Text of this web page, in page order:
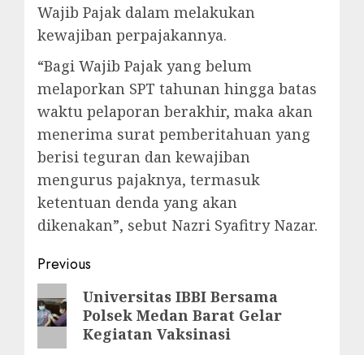
Wajib Pajak dalam melakukan
kewajiban perpajakannya.
“Bagi Wajib Pajak yang belum
melaporkan SPT tahunan hingga batas
waktu pelaporan berakhir, maka akan
menerima surat pemberitahuan yang
berisi teguran dan kewajiban
mengurus pajaknya, termasuk
ketentuan denda yang akan
dikenakan”, sebut Nazri Syafitry Nazar.
Post
navigation
Previous
Previous
post:
Universitas IBBI Bersama
Polsek Medan Barat Gelar
Kegiatan Vaksinasi